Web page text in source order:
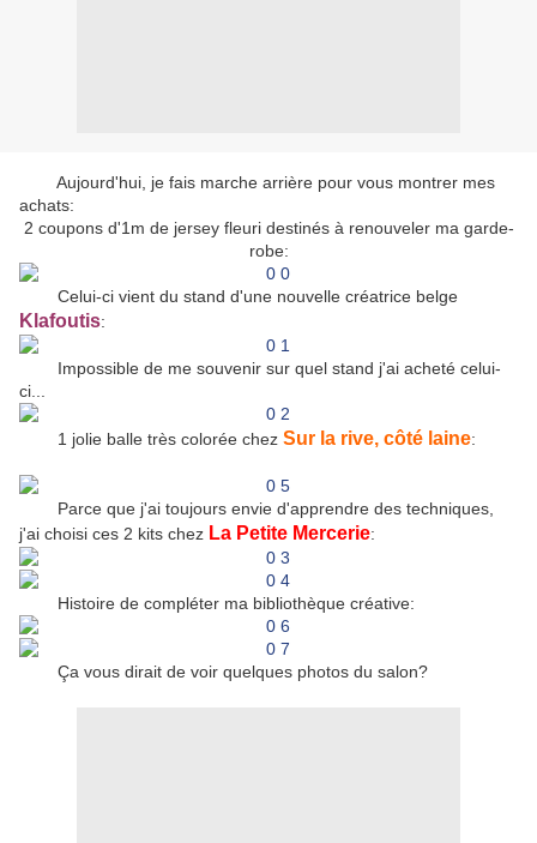
Aujourd'hui, je fais marche arrière pour vous montrer mes
achats:
2 coupons d'1m de jersey fleuri destinés à renouveler ma garde-
robe:
Celui-ci vient du stand d'une nouvelle créatrice belge
Klafoutis:
Impossible de me souvenir sur quel stand j'ai acheté celui-
ci...
1 jolie balle très colorée chez Sur la rive, côté laine:
Parce que j'ai toujours envie d'apprendre des techniques,
j'ai choisi ces 2 kits chez La Petite Mercerie:
Histoire de compléter ma bibliothèque créative:
Ça vous dirait de voir quelques photos du salon?